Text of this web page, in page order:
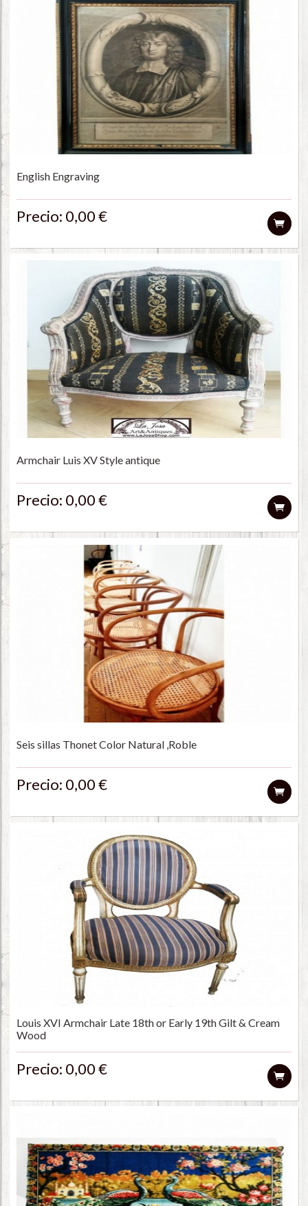
English Engraving
Precio: 0,00 €
Armchair Luis XV Style antique
Precio: 0,00 €
Seis sillas Thonet Color Natural ,Roble
Precio: 0,00 €
Louis XVI Armchair Late 18th or Early 19th Gilt & Cream
Wood
Precio: 0,00 €